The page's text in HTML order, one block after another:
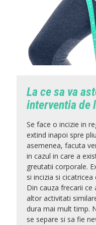
La ce sa va
interventia de
Se face o incizie in
extind inapoi spre
asemenea, facuta
in cazul in care a
greutatii corporale.
si incizia si
Din cauza frecarii ce
altor activitati
dura mai mult timp.
se separe si sa fie